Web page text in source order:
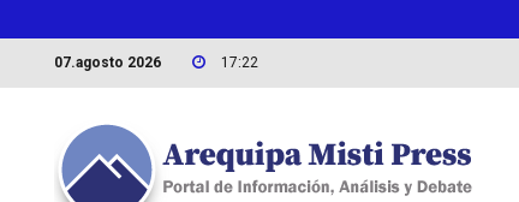
07.agosto 2026 17:22